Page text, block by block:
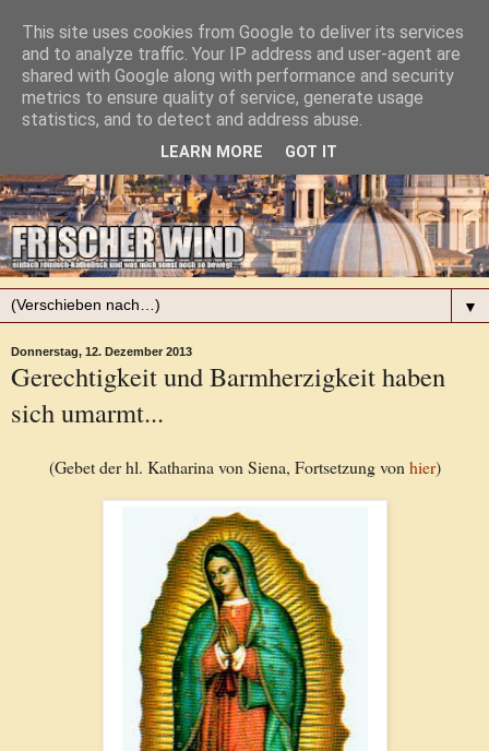
▼
Donnerstag, 12. Dezember 2013
Gerechtigkeit und Barmherzigkeit haben
sich umarmt...
(Gebet der hl. Katharina von Siena, Fortsetzung von hier)
This site uses cookies from Google to deliver its services
and to analyze traffic. Your IP address and user-agent are
shared with Google along with performance and security
metrics to ensure quality of service, generate usage
statistics, and to detect and address abuse.
LEARN MORE GOT IT